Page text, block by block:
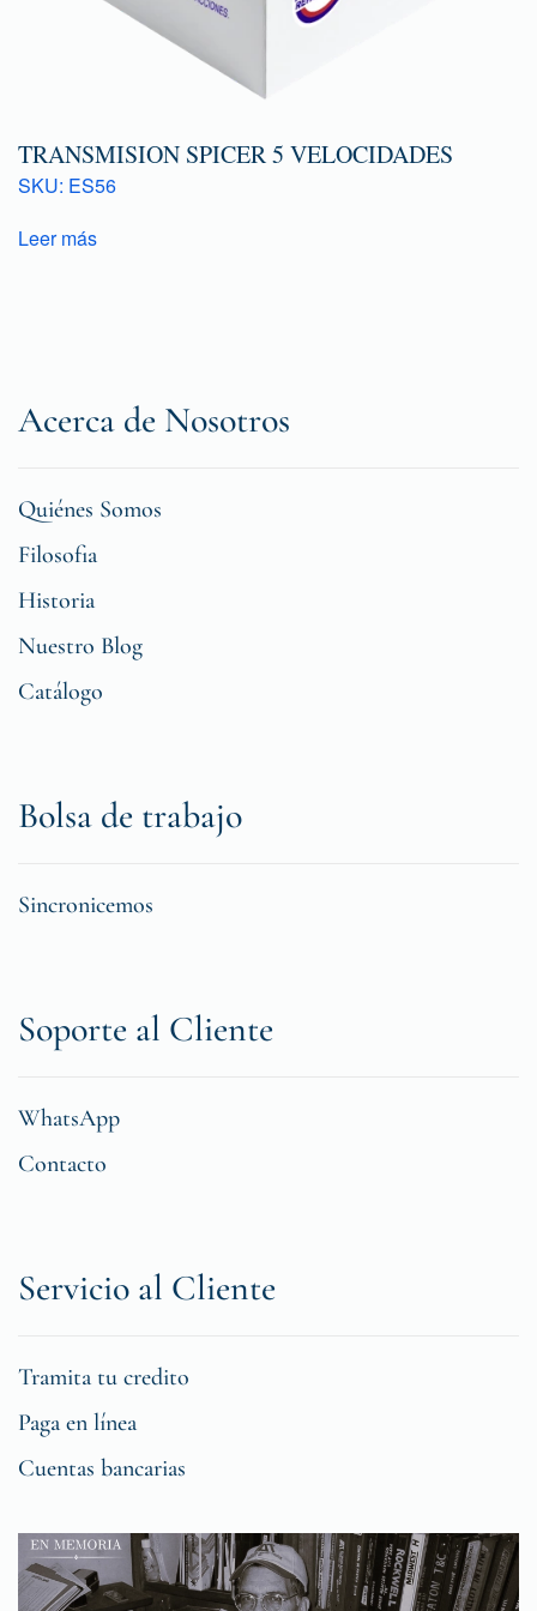
TRANSMISION SPICER 5 VELOCIDADES
SKU: ES56
Leer más
Acerca de Nosotros
Quiénes Somos
Filosofia
Historia
Nuestro Blog
Catálogo
Bolsa de trabajo
Sincronicemos
Soporte al Cliente
WhatsApp
Contacto
Servicio al Cliente
Tramita tu credito
Paga en línea
Cuentas bancarias